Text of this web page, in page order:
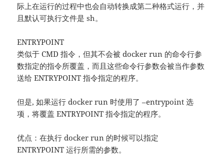
际上在运行的过程中也会自动转换成第二种格式运行，并
且默认可执行文件是 sh。
ENTRYPOINT
类似于 CMD 指令，但其不会被 docker run 的命令行参
数指定的指令所覆盖，而且这些命令行参数会被当作参数
送给 ENTRYPOINT 指令指定的程序。
但是, 如果运行 docker run 时使用了 –entrypoint 选
项，将覆盖 ENTRYPOINT 指令指定的程序。
优点：在执行 docker run 的时候可以指定
ENTRYPOINT 运行所需的参数。